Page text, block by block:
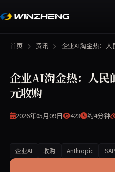
首页 资讯 企业AI淘金热：
企业AI淘金热：人民
元收购
2026年05月09日 423 约4分钟
企业AI 收购 Anthropic SAP